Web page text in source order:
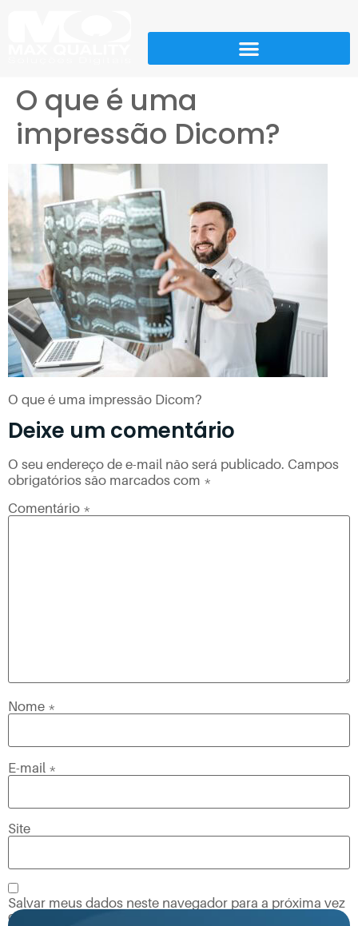
O que é uma
impressão Dicom?
O que é uma impressão Dicom?
Deixe um comentário
O seu endereço de e-mail não será publicado. Campos
obrigatórios são marcados com *
Comentário *
Nome *
E-mail *
Site
Salvar meus dados neste navegador para a próxima vez
que eu comentar.